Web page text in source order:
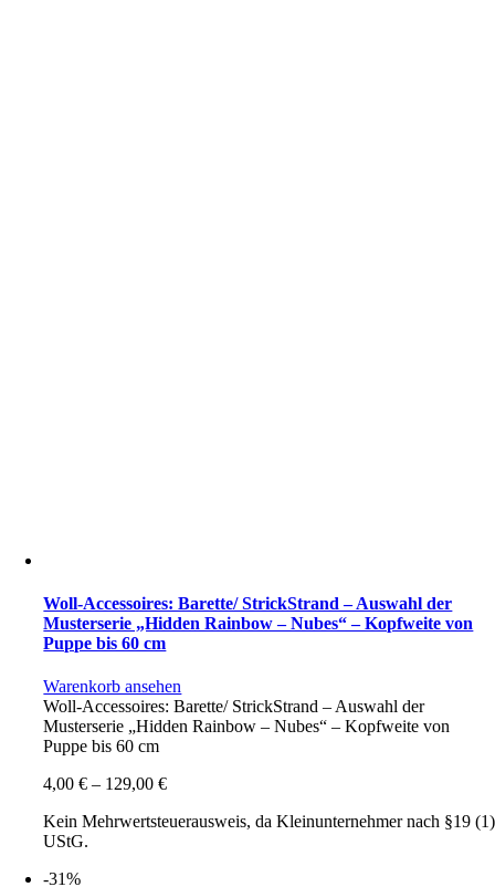
Woll-Accessoires: Barette/ StrickStrand – Auswahl der
Musterserie „Hidden Rainbow – Nubes“ – Kopfweite von
Puppe bis 60 cm
Warenkorb ansehen
Woll-Accessoires: Barette/ StrickStrand – Auswahl der
Musterserie „Hidden Rainbow – Nubes“ – Kopfweite von
Puppe bis 60 cm
4,00€ – 129,00€
Kein Mehrwertsteuerausweis, da Kleinunternehmer nach §19 (1)
UStG.
-31%